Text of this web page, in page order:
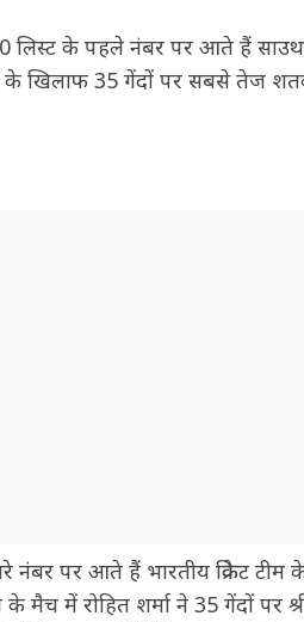
लिस्ट के पहले नंबर पर आते हैं
के खिलाफ 35 गेंदों पर सबसे तेज
पर आते हैं भारतीय क्रिकेट टीम
के मैच में रोहित शर्मा ने 35 गेंदों पर